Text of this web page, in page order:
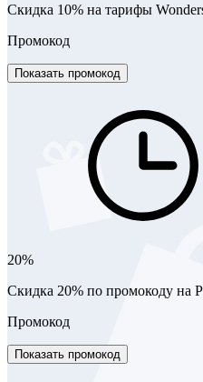
Скидка 10% на тарифы
Промокод
Показать промокод
20%
Скидка 20% по промокоду на
Промокод
Показать промокод